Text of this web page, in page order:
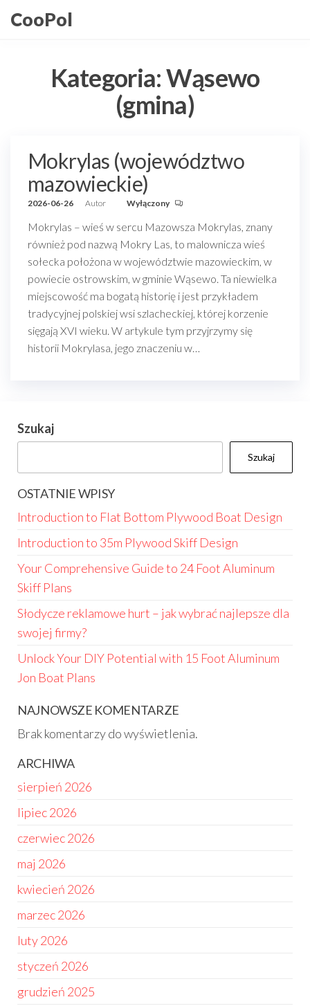
doCooPol
Kategoria:Wąsewo
(gmina)
Mokrylas (województwo
mazowieckie)
2026-06-26 Autor Wyłączony
Mokrylas – wieś w sercu Mazowsza Mokrylas, znany
również pod nazwą Mokry Las, to malownicza wieś
sołecka położona w województwie mazowieckim, w
powiecie ostrowskim, w gminie Wąsewo. Ta niewielka
miejscowość ma bogatą historię i jest przykładem
tradycyjnej polskiej wsi szlacheckiej, której korzenie
sięgają XVI wieku. W artykule tym przyjrzymy się
historii Mokrylasa, jego znaczeniu w…
Szukaj
Szukaj
OSTATNIE WPISY
Introduction to Flat Bottom Plywood Boat Design
Introduction to 35m Plywood Skiff Design
Your Comprehensive Guide to 24 Foot Aluminum
Skiff Plans
Słodycze reklamowe hurt – jak wybrać najlepsze dla
swojej firmy?
Unlock Your DIY Potential with 15 Foot Aluminum
Jon Boat Plans
NAJNOWSZE KOMENTARZE
Brak komentarzy do wyświetlenia.
ARCHIWA
sierpień 2026
lipiec 2026
czerwiec 2026
maj 2026
kwiecień 2026
marzec 2026
luty 2026
styczeń 2026
grudzień 2025